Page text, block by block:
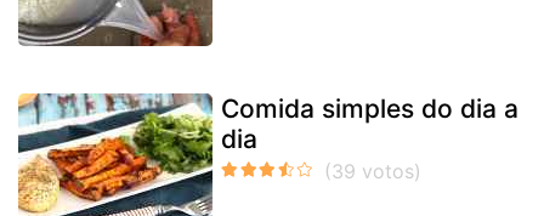
Comida simples do dia a
dia